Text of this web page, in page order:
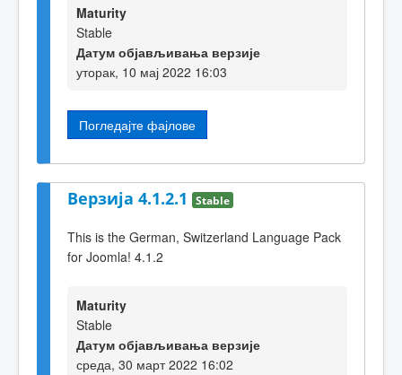
Maturity
Stable
Датум објављивања верзије
уторак, 10 мај 2022 16:03
Погледајте фајлове
Верзија 4.1.2.1 Stable
This is the German, Switzerland Language Pack
for Joomla! 4.1.2
Maturity
Stable
Датум објављивања верзије
среда, 30 март 2022 16:02